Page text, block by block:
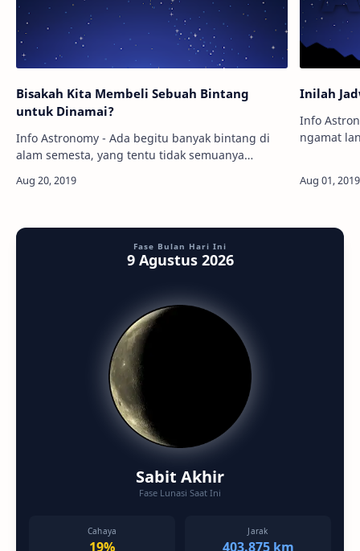
Bisakah Kita Membeli Sebuah Bintang
untuk Dinamai?
Info Astronomy - Ada begitu banyak bintang di
alam semesta, yang tentu tidak semuanya
Sirius. Tapi pertanyaannya, bisakah k…
Inilah
Info
ngamat
Fase Bulan Hari Ini
9 Agustus 2026
Sabit Akhir
Fase Lunasi Saat Ini
Cahaya
19%
Jarak
403.875 km